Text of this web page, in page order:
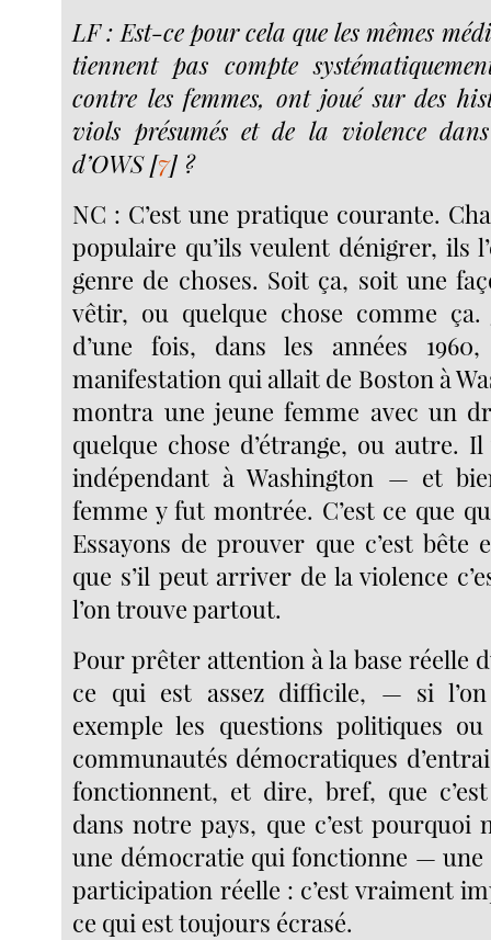
LF : Est-ce pour cela que les mêmes
tiennent pas compte
contre les femmes, ont joué sur des
viols présumés et de la violence
d’OWS[7] ?
NC : C’est une pratique courante.
populaire qu’ils veulent dénigrer, ils
genre de choses. Soit ça, soit une
vêtir, ou quelque chose comme ça.
d’une fois, dans les années
manifestation qui allait de Boston à
montra une jeune femme avec un
quelque chose d’étrange, ou autre.
indépendant à Washington — et
femme y fut montrée. C’est ce que
Essayons de prouver que c’est bête
que s’il peut arriver de la violence
l’on trouve partout.
Pour prêter attention à la base réelle
ce qui est assez difficile, — si
exemple les questions politiques
communautés démocratiques
fonctionnent, et dire, bref, que
dans notre pays, que c’est pourquoi
une démocratie qui fonctionne — une
participation réelle : c’est vraiment
ce qui est toujours écrasé.